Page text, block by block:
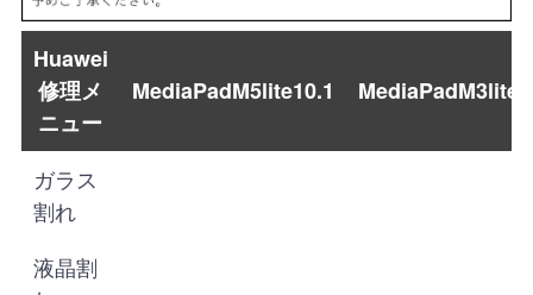
Huawei
修理メ
ニュー
MediaPadM5lite10.1 MediaPadM3lite
ガラス
割れ
液晶割